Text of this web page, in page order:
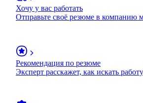
Хочу у вас работать
Отправьте своё резюме в компанию
Рекомендация по резюме
Эксперт расскажет, как искать